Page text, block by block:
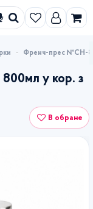
Знайти
Френч-прес №СН-
у кор. з
В обране